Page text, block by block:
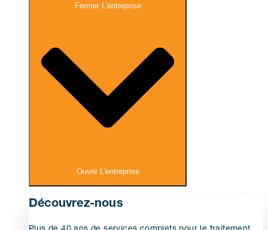
Fermer L'entreprise
Ouvrir L'entreprise
Découvrez-nous